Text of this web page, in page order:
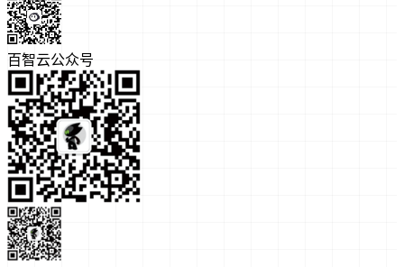
百智云公众号